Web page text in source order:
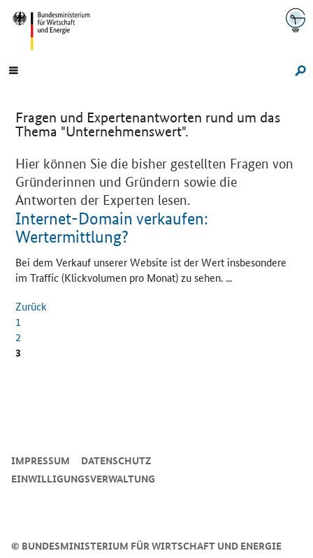
Navigation
Hauptmenü
Fragen und Expertenantworten rund um das
Thema "Unternehmenswert".
Hier können Sie die bisher gestellten Fragen von
Gründerinnen und Gründern sowie die
Antworten der Experten lesen.
Internet-Domain verkaufen:
Wertermittlung?
Bei dem Verkauf unsererWebsite ist der Wert insbesondere
imTraffic(Klickvolumen pro Monat) zu sehen. ...
Zurück
1
2
3
© BUNDESMINISTERIUM FÜR WIRTSCHAFT UND ENERGIE
IMPRESSUM
DATENSCHUTZ
EINWILLIGUNGSVERWALTUNG